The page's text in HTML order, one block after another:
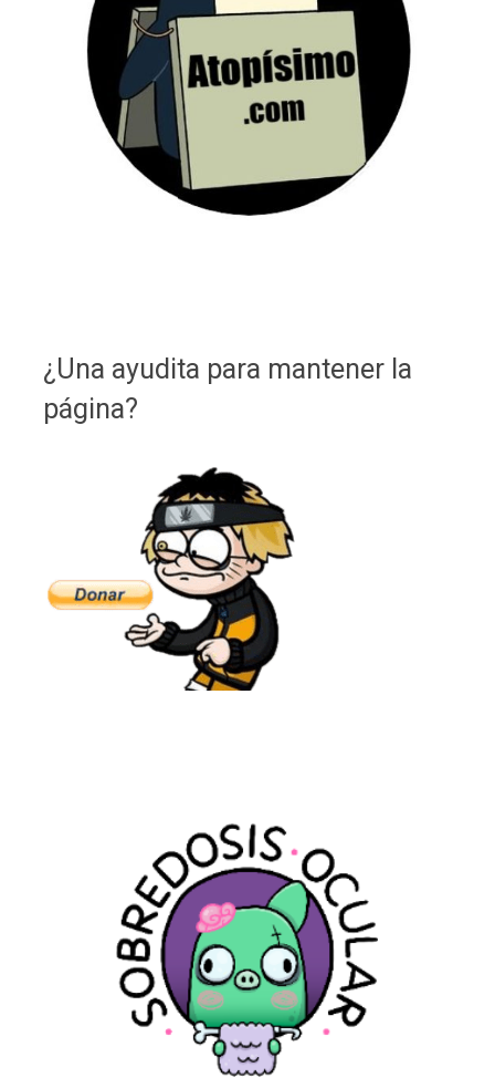
¿Una ayudita para mantener la
página?